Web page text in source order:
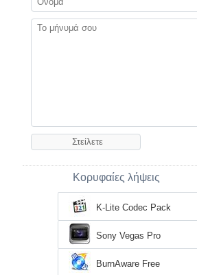
Κορυφαίες λήψεις
K-Lite Codec Pack
Sony Vegas Pro
BurnAware Free